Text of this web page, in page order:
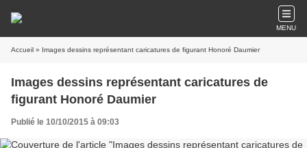
MENU
Accueil » Images dessins représentant caricatures de figurant Honoré Daumier
Images dessins représentant caricatures de
figurant Honoré Daumier
Publié le 10/10/2015 à 09:03